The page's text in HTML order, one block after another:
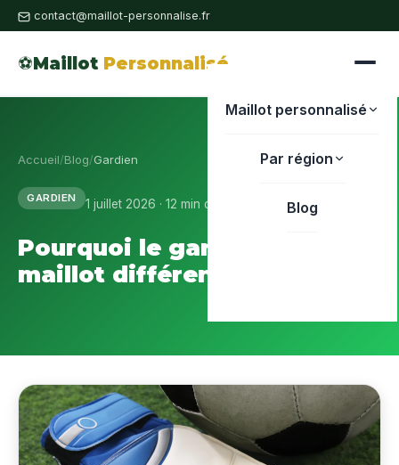
contact@maillot-personnalise.fr
⚽Maillot Personnalisé
Maillot personnalisé
Par région
Blog
Accueil/Blog/Gardien
GARDIEN 1 juillet 2026 · 12 min de lecture
Pourquoi le gardien a un
maillot différent ?